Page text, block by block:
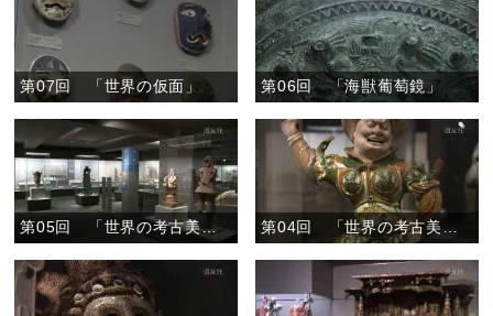
第07回 「世界の仮面」 第06回 「海獣葡萄鏡」
第05回 「世界の考古美術２」 第04回 「世界の考古美術１」